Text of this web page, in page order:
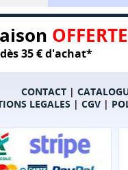
OFFERTE
dès 35 € d'achat*
CONTACT|
LEGALES | CGV|